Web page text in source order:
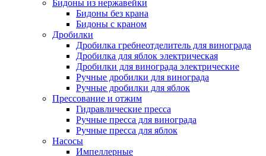
Бидоны из нержавейки
Бидоны без крана
Бидоны с краном
Дробилки
Дробилка гребнеотделитель для винограда
Дробилка для яблок электрическая
Дробилки для винограда электрические
Ручные дробилки для винограда
Ручные дробилки для яблок
Прессование и отжим
Гидравлические пресса
Ручные пресса для винограда
Ручные пресса для яблок
Насосы
Импеллерные